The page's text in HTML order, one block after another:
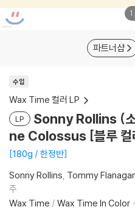
1
파트너샵
수입
Wax Time 컬러 LP
LP
Sonny Rollins (
ne Colossus [블루 컬
180g / 한정반
Sonny Rollins Tommy
주
Wax Time / Wax Time In Color